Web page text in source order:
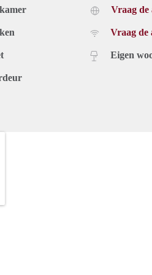
Vraag de
Vraag de
Eigen